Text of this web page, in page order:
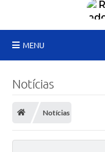
MENU
Notícias
Notícias